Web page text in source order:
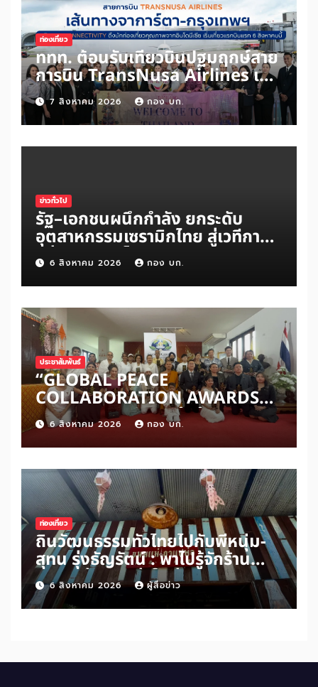
ท่องเที่ยว
ททท. ต้อนรับเที่ยวบินปฐมฤกษ์สาย
การบิน TransNusa Airlines เส้น
ทางจาการ์ตา-กรุงเทพฯ เสริม Air
Connectivity ดึงนักท่องเที่ยว
คุณภาพจากอินโดนีเซีย เริ่มเที่ยว
แรกบินแรก 6 สิงหาคมนี้
7 สิงหาคม 2026 กอง บก.
ข่าวทั่วไป
รัฐ–เอกชนผนึกกำลัง ยกระดับ
อุตสาหกรรมเซรามิกไทย สู่เวทีการ
แข่งขันระดับโลก
6 สิงหาคม 2026 กอง บก.
ประชาสัมพันธ์
“GLOBAL PEACE
COLLABORATION AWARDS
2026” เปิดเวทีเชิดชูผู้สร้าง
สันติภาพโลก ดันแนวคิด ‘สันติภาพ
เริ่มต้นจากหัวใจมนุษย์’ สู่ความร่วม
มือระดับนานาชาติ
6 สิงหาคม 2026 กอง บก.
ท่องเที่ยว
ถิ่นวัฒนธรรมทั่วไทยไปกับพี่หนุ่ม-
สุทน รุ่งธัญรัตน์ : พาไปรู้จักร้าน
ขนมแม่กาแฟพ่อในย่านสวนเกษตร
อำเภออัมพวา จังหวัดสมุทรสงคราม
6 สิงหาคม 2026 ผู้สื่อข่าว